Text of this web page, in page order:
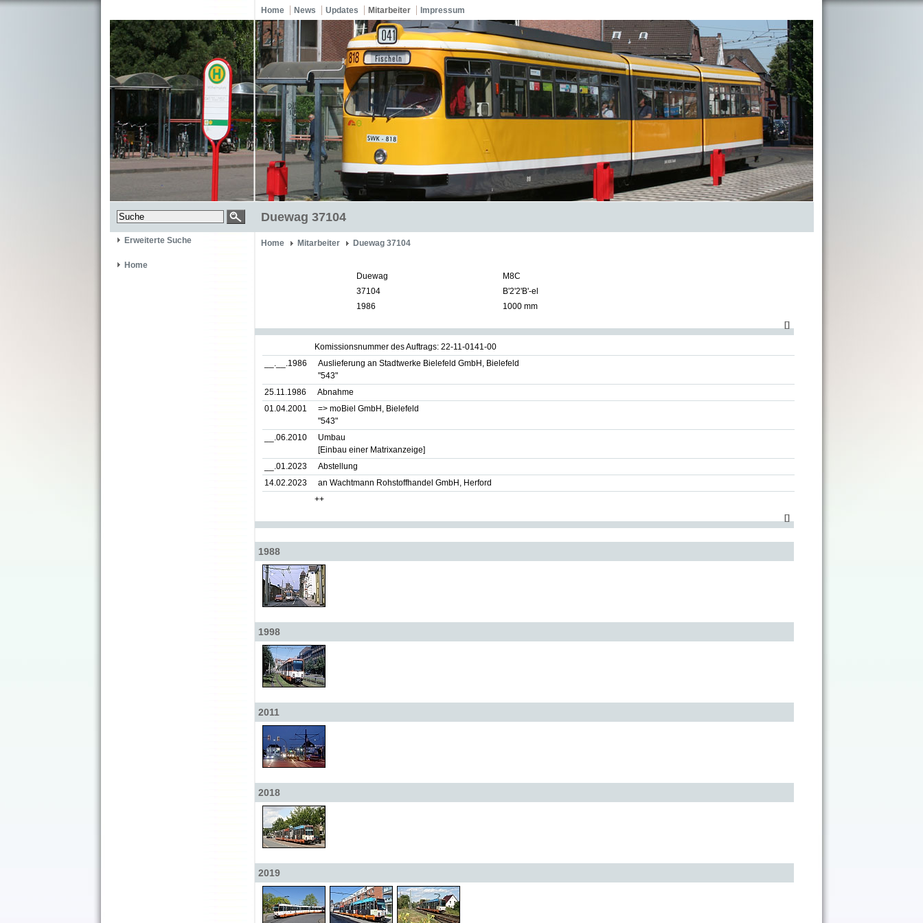
Home News Updates Mitarbeiter Impressum
Duewag 37104
Erweiterte Suche
Home
Home Mitarbeiter Duewag 37104
Duewag
M8C
37104
B'2'2'B'-el
1986
1000 mm
[]
Komissionsnummer des Auftrags: 22-11-0141-00
__.__.1986
Auslieferung an Stadtwerke Bielefeld GmbH, Bielefeld
"543"
25.11.1986
Abnahme
01.04.2001
=> moBiel GmbH, Bielefeld
"543"
__.06.2010
Umbau
[Einbau einer Matrixanzeige]
__.01.2023
Abstellung
14.02.2023
an Wachtmann Rohstoffhandel GmbH, Herford
++
[]
1988
1998
2011
2018
2019